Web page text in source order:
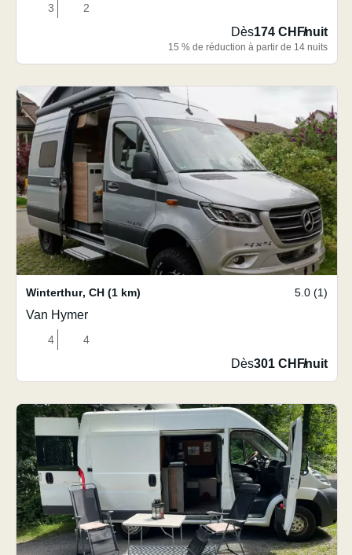
3 2
Dès174 CHF/nuit
15 % de réduction à partir de 14 nuits
Winterthur, CH (1 km) 5.0 (1)
Van Hymer
4 4
Dès301 CHF/nuit